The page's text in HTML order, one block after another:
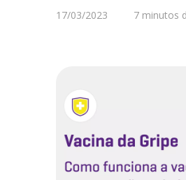
17/03/2023 7 minutos